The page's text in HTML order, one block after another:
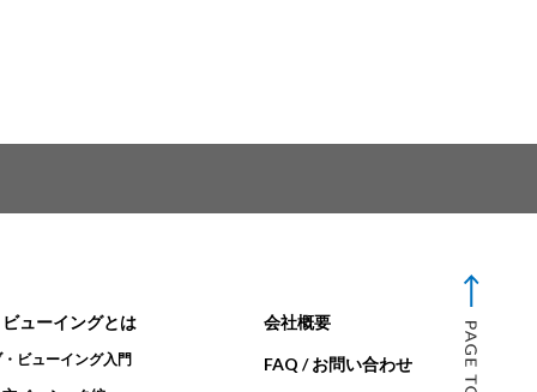
ューイングとは
ビューイング入門
会社概要
FAQ / お問い合わせ